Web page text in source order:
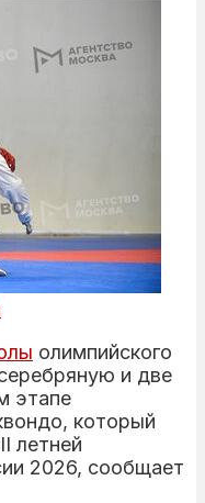
олимпийского
и две
этапе
который
летней
2026, сообщает